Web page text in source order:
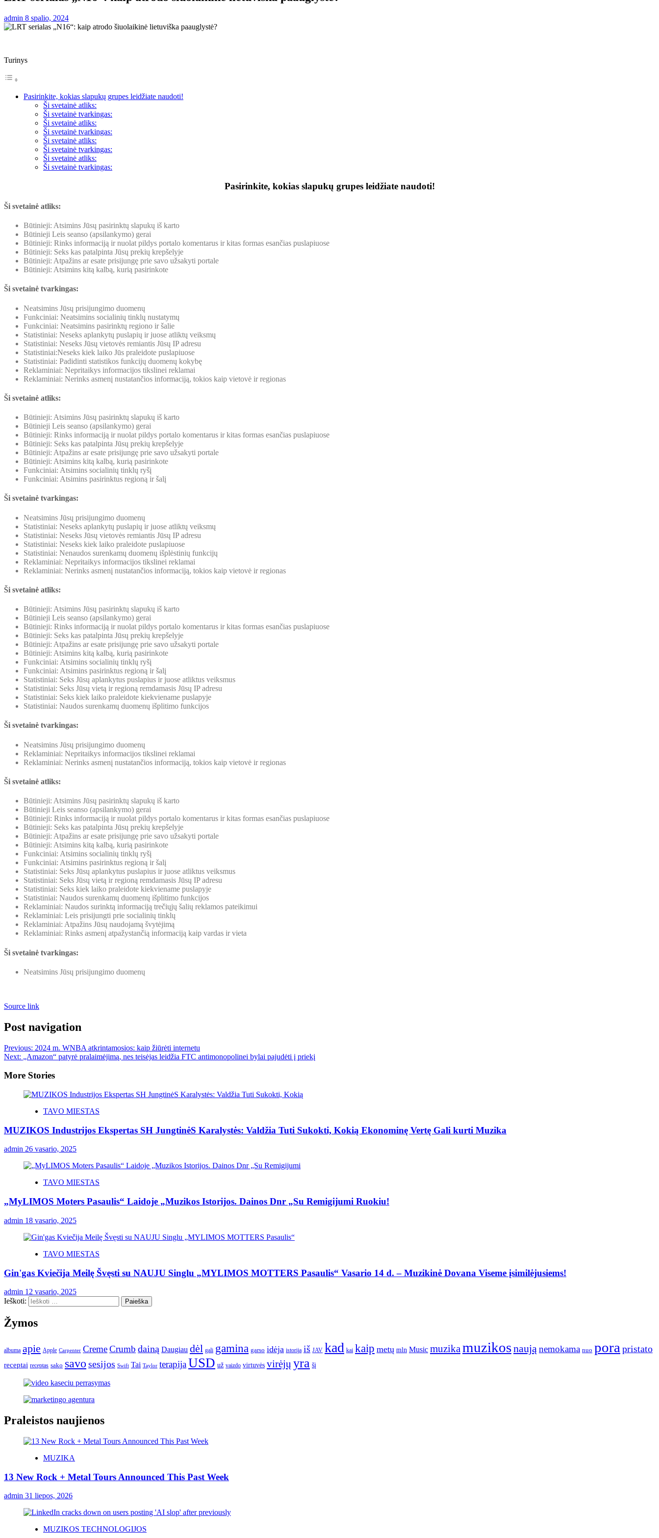
admin 8 spalio, 2024
Turinys
Pasirinkite, kokias slapukų grupes leidžiate naudoti!
Ši svetainė atliks:
Ši svetainė tvarkingas:
Ši svetainė atliks:
Ši svetainė tvarkingas:
Ši svetainė atliks:
Ši svetainė tvarkingas:
Ši svetainė atliks:
Ši svetainė tvarkingas:
Pasirinkite, kokias slapukų grupes leidžiate naudoti!
Ši svetainė atliks:
Būtinieji: Atsimins Jūsų pasirinktų slapukų iš karto
Būtinieji Leis seanso (apsilankymo) gerai
Būtinieji: Rinks informaciją ir nuolat pildys portalo komentarus ir kitas formas esančias puslapiuose
Būtinieji: Seks kas patalpinta Jūsų prekių krepšelyje
Būtinieji: Atpažins ar esate prisijungę prie savo užsakyti portale
Būtinieji: Atsimins kitą kalbą, kurią pasirinkote
Ši svetainė tvarkingas:
Neatsimins Jūsų prisijungimo duomenų
Funkciniai: Neatsimins socialinių tinklų nustatymų
Funkciniai: Neatsimins pasirinktų regiono ir šalie
Statistiniai: Neseks aplankytų puslapių ir juose atliktų veiksmų
Statistiniai: Neseks Jūsų vietovės remiantis Jūsų IP adresu
Statistiniai:Neseks kiek laiko Jūs praleidote puslapiuose
Statistiniai: Padidinti statistikos funkcijų duomenų kokybę
Reklaminiai: Nepritaikys informacijos tikslinei reklamai
Reklaminiai: Nerinks asmenį nustatančios informaciją, tokios kaip vietovė ir regionas
Ši svetainė atliks:
Būtinieji: Atsimins Jūsų pasirinktų slapukų iš karto
Būtinieji Leis seanso (apsilankymo) gerai
Būtinieji: Rinks informaciją ir nuolat pildys portalo komentarus ir kitas formas esančias puslapiuose
Būtinieji: Seks kas patalpinta Jūsų prekių krepšelyje
Būtinieji: Atpažins ar esate prisijungę prie savo užsakyti portale
Būtinieji: Atsimins kitą kalbą, kurią pasirinkote
Funkciniai: Atsimins socialinių tinklų ryšį
Funkciniai: Atsimins pasirinktus regioną ir šalį
Ši svetainė tvarkingas:
Neatsimins Jūsų prisijungimo duomenų
Statistiniai: Neseks aplankytų puslapių ir juose atliktų veiksmų
Statistiniai: Neseks Jūsų vietovės remiantis Jūsų IP adresu
Statistiniai: Neseks kiek laiko praleidote puslapiuose
Statistiniai: Nenaudos surenkamų duomenų išplėstinių funkcijų
Reklaminiai: Nepritaikys informacijos tikslinei reklamai
Reklaminiai: Nerinks asmenį nustatančios informaciją, tokios kaip vietovė ir regionas
Ši svetainė atliks:
Būtinieji: Atsimins Jūsų pasirinktų slapukų iš karto
Būtinieji Leis seanso (apsilankymo) gerai
Būtinieji: Rinks informaciją ir nuolat pildys portalo komentarus ir kitas formas esančias puslapiuose
Būtinieji: Seks kas patalpinta Jūsų prekių krepšelyje
Būtinieji: Atpažins ar esate prisijungę prie savo užsakyti portale
Būtinieji: Atsimins kitą kalbą, kurią pasirinkote
Funkciniai: Atsimins socialinių tinklų ryšį
Funkciniai: Atsimins pasirinktus regioną ir šalį
Statistiniai: Seks Jūsų aplankytus puslapius ir juose atliktus veiksmus
Statistiniai: Seks Jūsų vietą ir regioną remdamasis Jūsų IP adresu
Statistiniai: Seks kiek laiko praleidote kiekviename puslapyje
Statistiniai: Naudos surenkamų duomenų išplitimo funkcijos
Ši svetainė tvarkingas:
Neatsimins Jūsų prisijungimo duomenų
Reklaminiai: Nepritaikys informacijos tikslinei reklamai
Reklaminiai: Nerinks asmenį nustatančios informaciją, tokios kaip vietovė ir regionas
Ši svetainė atliks:
Būtinieji: Atsimins Jūsų pasirinktų slapukų iš karto
Būtinieji Leis seanso (apsilankymo) gerai
Būtinieji: Rinks informaciją ir nuolat pildys portalo komentarus ir kitas formas esančias puslapiuose
Būtinieji: Seks kas patalpinta Jūsų prekių krepšelyje
Būtinieji: Atpažins ar esate prisijungę prie savo užsakyti portale
Būtinieji: Atsimins kitą kalbą, kurią pasirinkote
Funkciniai: Atsimins socialinių tinklų ryšį
Funkciniai: Atsimins pasirinktus regioną ir šalį
Statistiniai: Seks Jūsų aplankytus puslapius ir juose atliktus veiksmus
Statistiniai: Seks Jūsų vietą ir regioną remdamasis Jūsų IP adresu
Statistiniai: Seks kiek laiko praleidote kiekviename puslapyje
Statistiniai: Naudos surenkamų duomenų išplitimo funkcijos
Reklaminiai: Naudos surinktą informaciją trečiųjų šalių reklamos pateikimui
Reklaminiai: Leis prisijungti prie socialinių tinklų
Reklaminiai: Atpažins Jūsų naudojamą švytėjimą
Reklaminiai: Rinks asmenį atpažystančią informaciją kaip vardas ir vieta
Ši svetainė tvarkingas:
Neatsimins Jūsų prisijungimo duomenų
Source link
Post navigation
Previous: 2024 m. WNBA atkrintamosios: kaip žiūrėti internetu
Next: „Amazon“ patyrė pralaimėjimą, nes teisėjas leidžia FTC antimonopolinei bylai pajudėti į priekį
More Stories
TAVO MIESTAS
MUZIKOS Industrijos Ekspertas SH JungtinėS Karalystės: Valdžia Tuti Sukokti, Kokią Ekonominę Vertę Gali kurti Muzika
admin 26 vasario, 2025
TAVO MIESTAS
„MyLIMOS Moters Pasaulis“ Laidoje „Muzikos Istorijos. Dainos Dnr „Su Remigijumi Ruokiu!
admin 18 vasario, 2025
TAVO MIESTAS
Gin'gas Kviečija Meilę Švęsti su NAUJU Singlu „MYLIMOS MOTTERS Pasaulis“ Vasario 14 d. – Muzikinė Dovana Viseme įsimilėjusiems!
admin 12 vasario, 2025
Ieškoti:
Žymos
albumą apie Apple Carpenter CremeCrumb dainą Daugiau dėl gali gamina garso idėja istorija iš JAV kad kai kaip metų mln Music muzikamuzikosnaująnemokama nuo pora pristato
receptai receptas sako savo sesijos Swift Tai Taylor terapijaUSD už vaizdo virtuvės virėjų yra šį
Praleistos naujienos
MUZIKA
13 New Rock + Metal Tours Announced This Past Week
admin 31 liepos, 2026
MUZIKOS TECHNOLOGIJOS